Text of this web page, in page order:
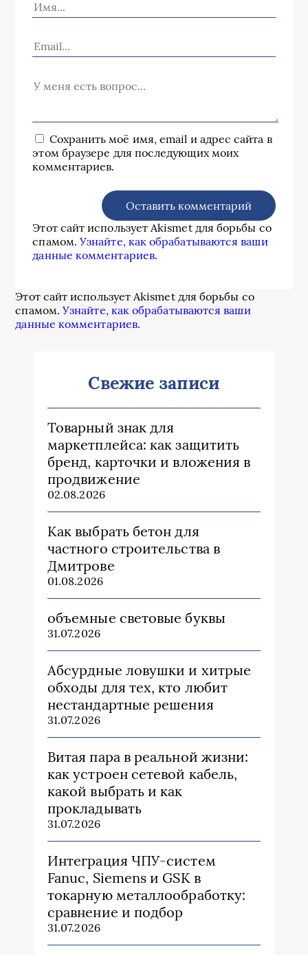
Сохранить моё имя, email и адрес сайта в
этом браузере для последующих моих
комментариев.
Этот сайт использует Akismet для борьбы со
спамом.Узнайте, как обрабатываются ваши
данные комментариев.
Этот сайт использует Akismet для борьбы со
спамом.Узнайте, как обрабатываются ваши
данные комментариев.
Свежие записи
Товарный знак для
маркетплейса: как защитить
бренд, карточки и вложения в
продвижение
02.08.2026
Как выбрать бетон для
частного строительства в
Дмитрове
01.08.2026
объемные световые буквы
31.07.2026
Абсурдные ловушки и хитрые
обходы для тех, кто любит
нестандартные решения
31.07.2026
Витая пара в реальной жизни:
как устроен сетевой кабель,
какой выбрать и как
прокладывать
31.07.2026
Интеграция ЧПУ-систем
Fanuc, Siemens и GSK в
токарную металлообработку:
сравнение и подбор
31.07.2026